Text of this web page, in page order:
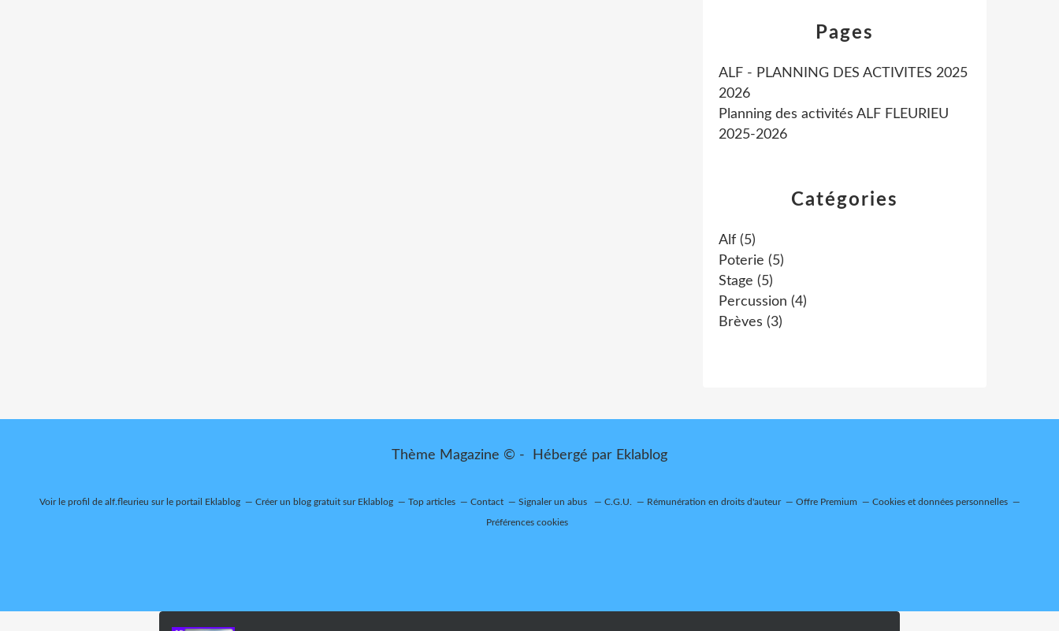
Catégories
Alf (5)
Poterie (5)
Stage (5)
Percussion (4)
Brèves (3)
Pages
ALF - PLANNING DES ACTIVITES 2025
2026
Planning des activités ALF FLEURIEU
2025-2026
Thème Magazine © - Hébergé par Eklablog
Voir le profil de alf.fleurieu sur le portail Eklablog Créer un blog gratuit sur Eklablog Top articles Contact Signaler un abus C.G.U. Rémunération en droits d'auteur Offre Premium Cookies et données personnelles
Préférences cookies